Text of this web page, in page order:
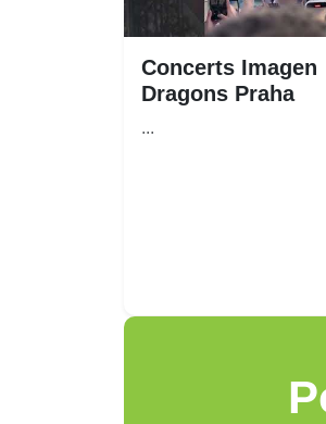
Concerts Imagen
Dragons Praha
...